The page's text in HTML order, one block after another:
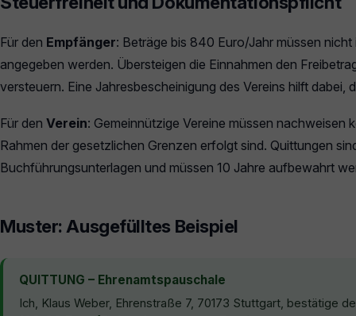
Für den Empfänger: Beträge bis 840 Euro/Jahr müssen
angegeben werden. Übersteigen die Einnahmen den
versteuern. Eine Jahresbescheinigung des Vereins hilft dabei,
Für den Verein: Gemeinnützige Vereine müssen nachweisen
Rahmen der gesetzlichen Grenzen erfolgt sind. Quittungen
Buchführungsunterlagen und müssen 10 Jahre aufbewahrt
Muster: Ausgefülltes Beispiel
QUITTUNG – Ehrenamtspauschale
Ich, Klaus Weber, Ehrenstraße 7, 70173 Stuttgart, bestätige